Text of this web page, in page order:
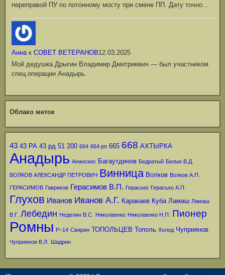
переправой ПУ по потонному мосту при смене ПП. Дату точно…
Аннак СОВЕТ ВЕТЕРАНОВ12.03.2025
Мой дедушка Дрыгин Владимир Дмитриевич — был участником
спец.операции Анадырь.
Облако меток
43 43 РА 43 рд 51 200 664 664 рп 665 668 АХТЫРКА
Анадырь Ананских Багаутдинов Бедратый Билык В.Д.
ВОЛКОВ АЛЕКСАНДР ПЕТРОВИЧ Винница Волков Волков А.П.
ГЕРАСИМОВ Гавриков Герасимов В.П. Герасько Герасько А.П.
Глухов Иванов Иванов А.Г. Каракаев Куба Ламаш Ламаш
В.Г. Лебедин Неделин В.С. Николаенко Николаенко Н.П. Пионер
Ромны Р–14 Свирин ТОПОЛЬЦЕВ Тополь Холод Чуприянов
Чуприянов В.Л. Шадрин